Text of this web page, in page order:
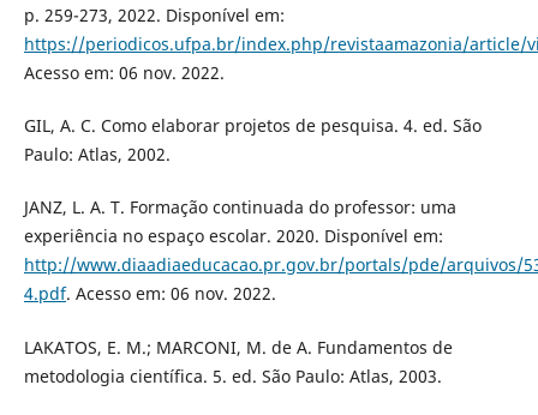
p. 259-273, 2022. Disponível em:
https://periodicos.ufpa.br/index.php/revistaamazonia/article/
Acesso em: 06 nov. 2022.
GIL, A. C. Como elaborar projetos de pesquisa. 4. ed. São
Paulo: Atlas, 2002.
JANZ, L. A. T. Formação continuada do professor: uma
experiência no espaço escolar. 2020. Disponível em:
http://www.diaadiaeducacao.pr.gov.br/portals/pde/arquivos/
4.pdf. Acesso em: 06 nov. 2022.
LAKATOS, E. M.; MARCONI, M. de A. Fundamentos de
metodologia científica. 5. ed. São Paulo: Atlas, 2003.